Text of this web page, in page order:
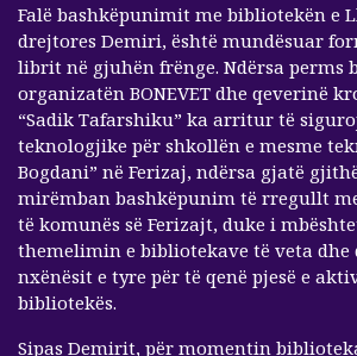
Falë bashkëpunimit me bibliotekën e
drejtores Demiri, është mundësuar
librit në gjuhën frënge. Ndërsa perms
organizatën BONEVET dhe qeverinë
“Sadik Tafarshiku” ka arritur të
teknologjike për shkollën e mesme
Bogdani” në Ferizaj, ndërsa gjatë
mirëmban bashkëpunim të rregullt
të komunës së Ferizajt, duke i
themelimin e bibliotekave të veta
nxënësit e tyre për të qenë pjesë e
bibliotekës.
Sipas Demirit, për momentin